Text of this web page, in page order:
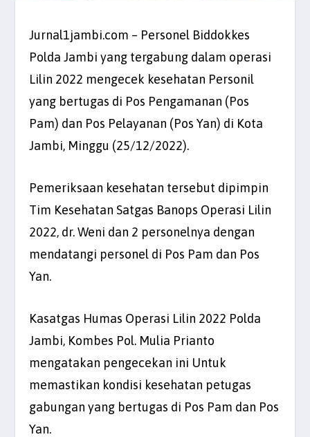
Jurnal1jambi.com – Personel Biddokkes
Polda Jambi yang tergabung dalam operasi
Lilin 2022 mengecek kesehatan Personil
yang bertugas di Pos Pengamanan (Pos
Pam) dan Pos Pelayanan (Pos Yan) di Kota
Jambi, Minggu (25/12/2022).
Pemeriksaan kesehatan tersebut dipimpin
Tim Kesehatan Satgas Banops Operasi Lilin
2022, dr. Weni dan 2 personelnya dengan
mendatangi personel di Pos Pam dan Pos
Yan.
Kasatgas Humas Operasi Lilin 2022 Polda
Jambi, Kombes Pol. Mulia Prianto
mengatakan pengecekan ini Untuk
memastikan kondisi kesehatan petugas
gabungan yang bertugas di Pos Pam dan Pos
Yan.